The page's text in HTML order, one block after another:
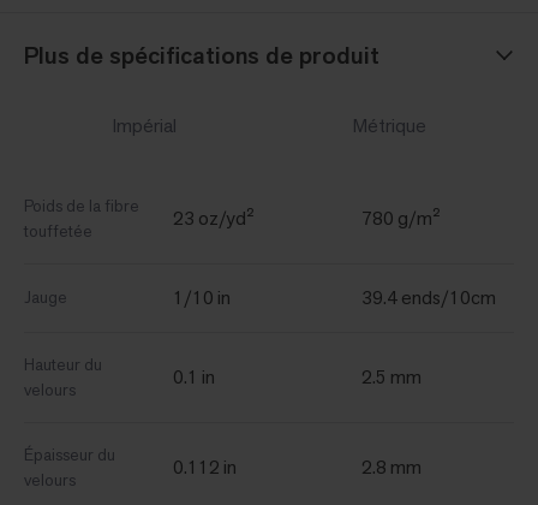
Plus de spécifications de produit
Impérial Métrique
Poids de la fibre
touffetée
23 oz/yd² 780 g/m²
Jauge 1/10 in 39.4 ends/10cm
Hauteur du
velours
0.1 in 2.5 mm
Épaisseur du
velours
0.112 in 2.8 mm